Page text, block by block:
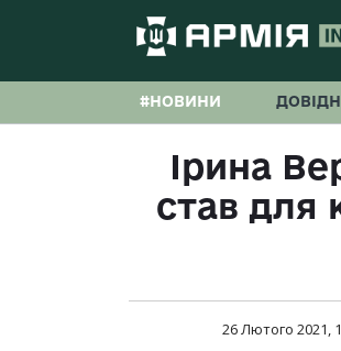
#НОВИНИ
Ірина
став для
26 Лютого 2021,